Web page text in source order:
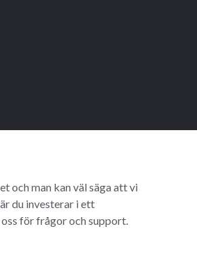
och man kan väl säga att vi
du investerar i ett
för frågor och support.